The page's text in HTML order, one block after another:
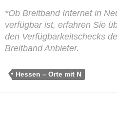
*Ob Breitband Internet in
verfügbar ist, erfahren Sie
den Verfügbarkeitschecks
Breitband Anbieter.
Hessen – Orte mit N